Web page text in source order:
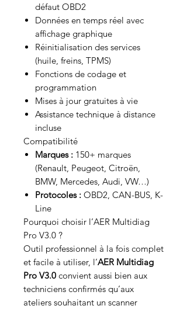
défaut OBD2
Données en temps réel avec
affichage graphique
Réinitialisation des services
(huile, freins, TPMS)
Fonctions de codage et
programmation
Mises à jour gratuites à vie
Assistance technique à distance
incluse
Compatibilité
Marques : 150+ marques
(Renault, Peugeot, Citroën,
BMW, Mercedes, Audi, VW…)
Protocoles : OBD2, CAN-BUS, K-
Line
Pourquoi choisir l’AER Multidiag
Pro V3.0 ?
Outil professionnel à la fois complet
et facile à utiliser, l’AER Multidiag
Pro V3.0 convient aussi bien aux
techniciens confirmés qu’aux
ateliers souhaitant un scanner